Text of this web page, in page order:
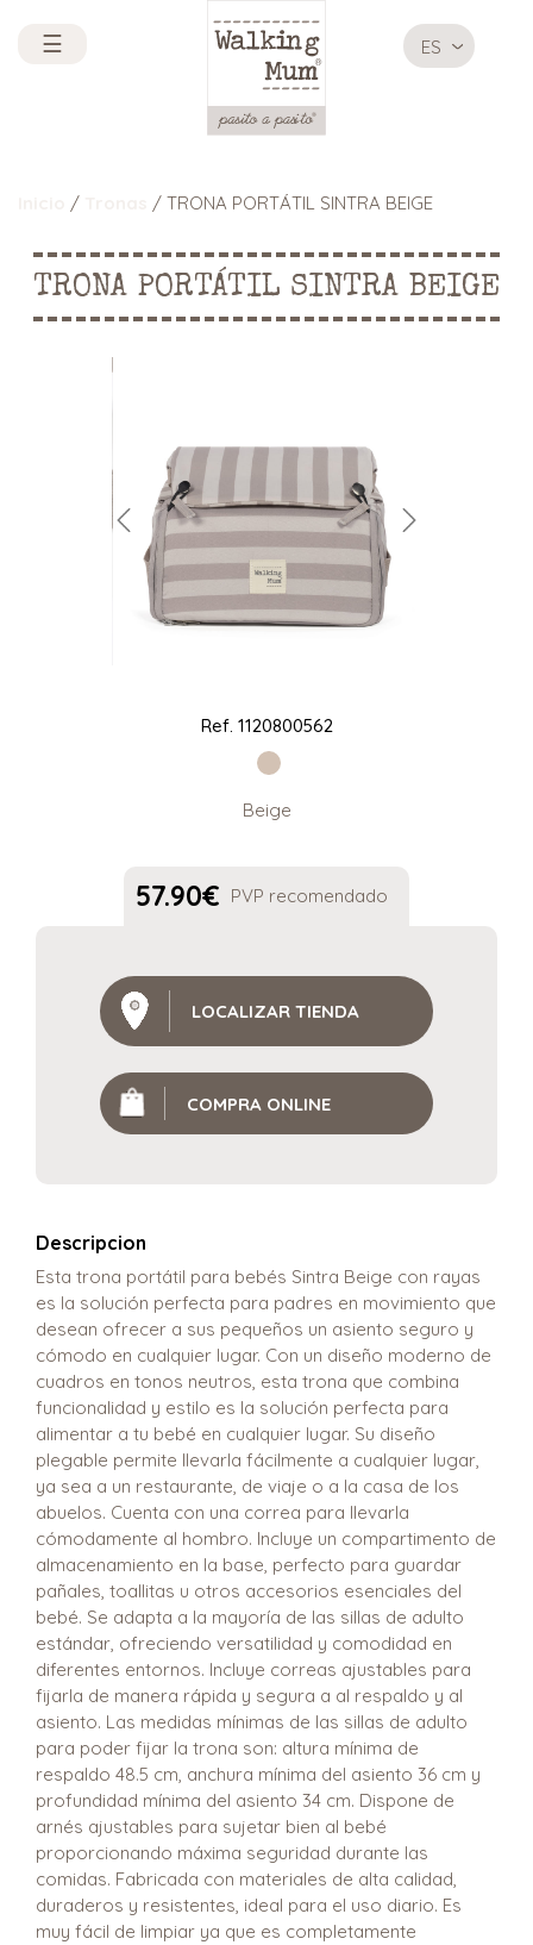
☰ ES
/ / TRONA PORTÁTIL SINTRA BEIGE
TRONA PORTÁTIL SINTRA BEIGE
Ref. 1120800562
Beige
57.90€ PVP recomendado
LOCALIZAR TIENDA
COMPRA ONLINE
Descripcion
Esta trona portátil para bebés Sintra Beige con rayas
es la solución perfecta para padres en movimiento que
desean ofrecer a sus pequeños un asiento seguro y
cómodo en cualquier lugar. Con un diseño moderno de
cuadros en tonos neutros, esta trona que combina
funcionalidad y estilo es la solución perfecta para
alimentar a tu bebé en cualquier lugar. Su diseño
plegable permite llevarla fácilmente a cualquier lugar,
ya sea a un restaurante, de viaje o a la casa de los
abuelos. Cuenta con una correa para llevarla
cómodamente al hombro. Incluye un compartimento de
almacenamiento en la base, perfecto para guardar
pañales, toallitas u otros accesorios esenciales del
bebé. Se adapta a la mayoría de las sillas de adulto
estándar, ofreciendo versatilidad y comodidad en
diferentes entornos. Incluye correas ajustables para
fijarla de manera rápida y segura a al respaldo y al
asiento. Las medidas mínimas de las sillas de adulto
para poder fijar la trona son: altura mínima de
respaldo 48.5 cm, anchura mínima del asiento 36 cm y
profundidad mínima del asiento 34 cm. Dispone de
arnés ajustables para sujetar bien al bebé
proporcionando máxima seguridad durante las
comidas. Fabricada con materiales de alta calidad,
duraderos y resistentes, ideal para el uso diario. Es
muy fácil de limpiar ya que es completamente